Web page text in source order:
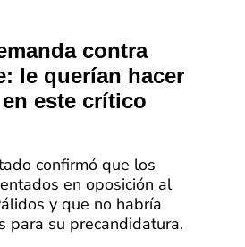
contra
le querían hacer
este crítico
confirmó que los
en oposición al
y que no habría
para su precandidatura.